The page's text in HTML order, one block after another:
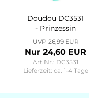
Doudou DC3531
- Prinzessin
Emma 30cm
Demoiselles
UVP 26,99 EUR
Nur 24,60 EUR
Art.Nr.: DC3531
Lieferzeit: ca. 1-4 Tage